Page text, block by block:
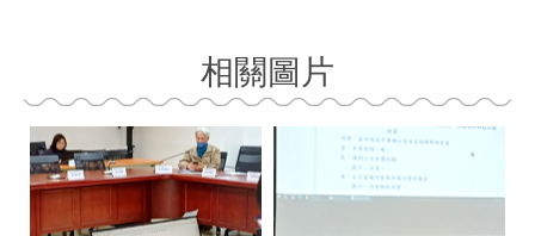
相關圖片